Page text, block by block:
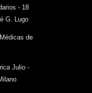
- 18
G. Lugo
de
Julio -